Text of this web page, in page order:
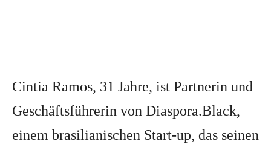
Cintia Ramos, 31 Jahre, ist Partnerin und
Geschäftsführerin von Diaspora.Black,
einem brasilianischen Start-up, das seinen